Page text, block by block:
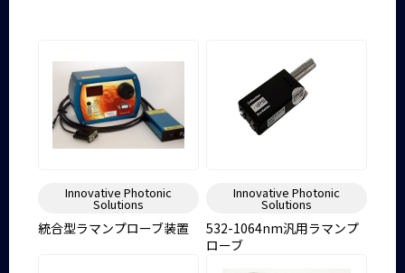
Innovative Photonic
Solutions
統合型ラマンプローブ装置
Innovative Photonic
Solutions
532-1064nm汎用ラマンプ
ローブ